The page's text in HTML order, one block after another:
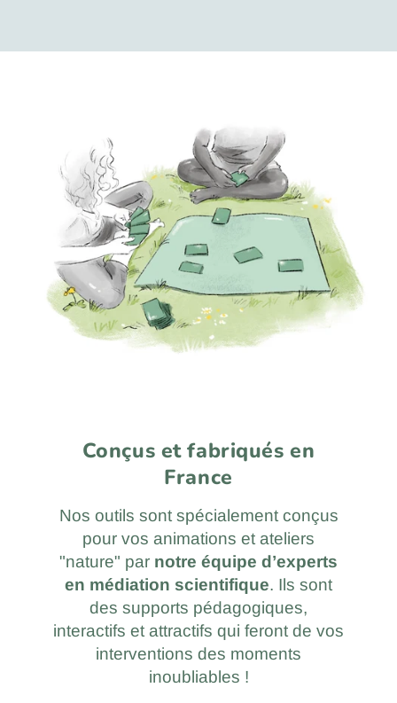
Conçus et fabriqués en
France
Nos outils sont spécialement conçus
pour vos animations et ateliers
"nature" par notre équipe d’experts
en médiation scientifique. Ils sont
des supports pédagogiques,
interactifs et attractifs qui feront de vos
interventions des moments
inoubliables !